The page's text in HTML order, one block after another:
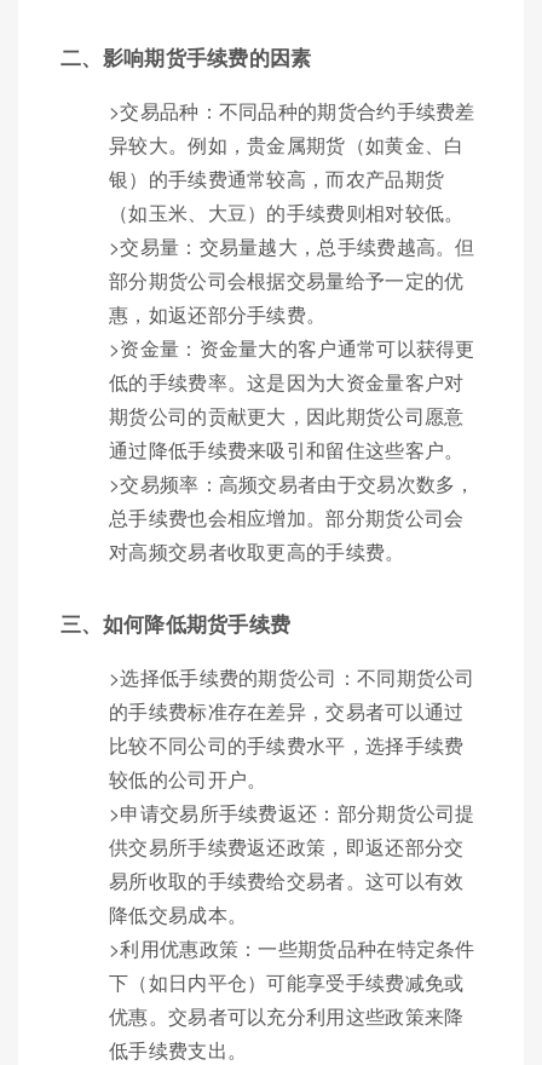
二、影响期货手续费的因素
>交易品种：不同品种的期货合约手续费差
异较大。例如，贵金属期货（如黄金、白
银）的手续费通常较高，而农产品期货
（如玉米、大豆）的手续费则相对较低。
>交易量：交易量越大，总手续费越高。但
部分期货公司会根据交易量给予一定的优
惠，如返还部分手续费。
>资金量：资金量大的客户通常可以获得更
低的手续费率。这是因为大资金量客户对
期货公司的贡献更大，因此期货公司愿意
通过降低手续费来吸引和留住这些客户。
>交易频率：高频交易者由于交易次数多，
总手续费也会相应增加。部分期货公司会
对高频交易者收取更高的手续费。
三、如何降低期货手续费
>选择低手续费的期货公司：不同期货公司
的手续费标准存在差异，交易者可以通过
比较不同公司的手续费水平，选择手续费
较低的公司开户。
>申请交易所手续费返还：部分期货公司提
供交易所手续费返还政策，即返还部分交
易所收取的手续费给交易者。这可以有效
降低交易成本。
>利用优惠政策：一些期货品种在特定条件
下（如日内平仓）可能享受手续费减免或
优惠。交易者可以充分利用这些政策来降
低手续费支出。